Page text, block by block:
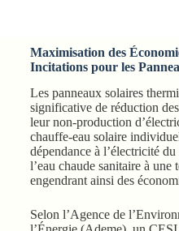
Maximisation des
Incitations pour les
Les panneaux solaires
significative de réduction
leur non-production
chauffe-eau solaire
dépendance à l’électricité
l’eau chaude sanitaire à une
engendrant ainsi des
Selon l’Agence de